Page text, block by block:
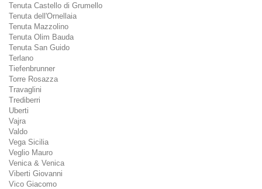
Tenuta Castello di Grumello
Tenuta dell'Ornellaia
Tenuta Mazzolino
Tenuta Olim Bauda
Tenuta San Guido
Terlano
Tiefenbrunner
Torre Rosazza
Travaglini
Trediberri
Uberti
Vajra
Valdo
Vega Sicilia
Veglio Mauro
Venica & Venica
Viberti Giovanni
Vico Giacomo